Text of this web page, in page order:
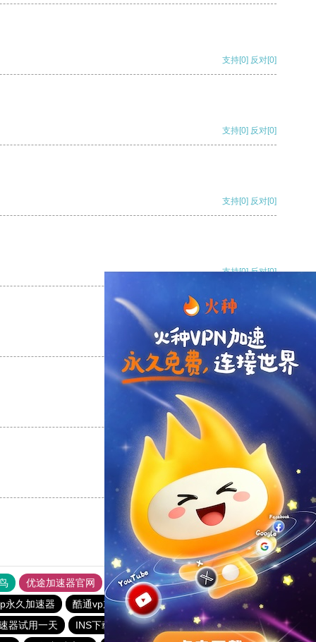
支持[0] 反对[0]
支持[0] 反对[0]
支持[0] 反对[0]
支持[0] 反对[0]
支持[0] 反对
支持
支持 反对 [0]
优途加速器官网 风驰加速器 旋风加速器
八戒看书
永久加速器
酷通vp加速器
油管加速器永久免费版
器试用一天
INS下载站 6513下载站
闪电猫加速器